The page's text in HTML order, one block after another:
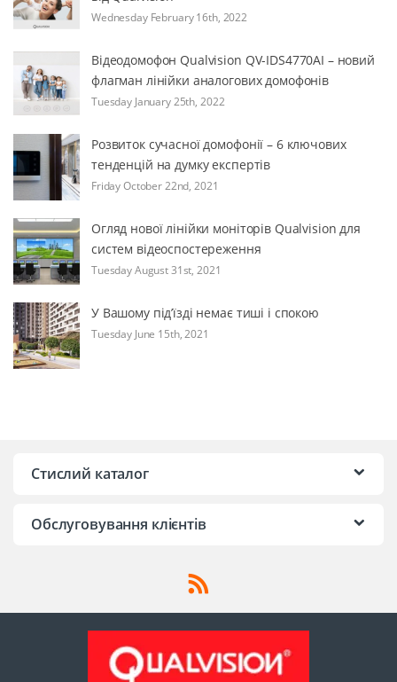
Wednesday February 16th, 2022
Відеодомофон Qualvision QV-IDS4770AI – новий
флагман лінійки аналогових домофонів
Tuesday January 25th, 2022
Розвиток сучасної домофонії – 6 ключових
тенденцій на думку експертів
Friday October 22nd, 2021
Огляд нової лінійки моніторів Qualvision для
систем відеоспостереження
Tuesday August 31st, 2021
У Вашому під’їзді немає тиші і спокою
Tuesday June 15th, 2021
Стислий каталог
Обслуговування клієнтів